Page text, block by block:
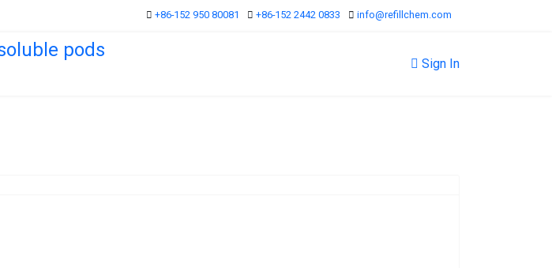
+86-152 950 80081 +86-152 2442 0833 info@refillchem.com
Sign In